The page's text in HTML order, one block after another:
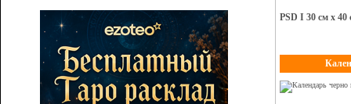
PSD I 30 см х